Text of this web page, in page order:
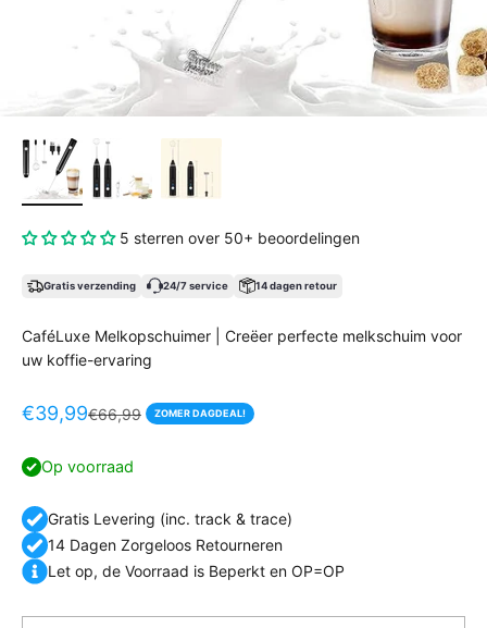
5 sterren over 50+ beoordelingen
Gratis verzending 24/7 service 14 dagen retour
CaféLuxe Melkopschuimer | Creëer perfecte melkschuim voor
uw koffie-ervaring
Aanbiedingsprijs
€39,99Normale prijs
€66,99 ZOMER DAGDEAL!
Op voorraad
Gratis Levering (inc. track & trace)
14 Dagen Zorgeloos Retourneren
Let op, de Voorraad is Beperkt en OP=OP